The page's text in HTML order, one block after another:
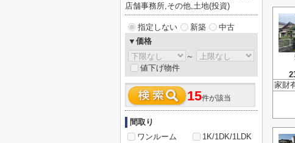
家財
店舗事務所,その他,土地(投資)
指定しない 新築
中古
▼価格
～
値下げ物件
15件が該当
間取り
ワンルーム
1K/1DK/1LDK